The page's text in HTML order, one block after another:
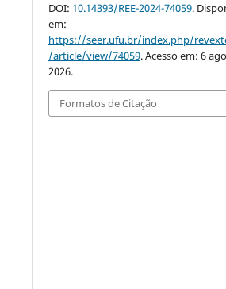
DOI: 10.14393/REE-2024-74059.
em:
https://seer.ufu.br/index.php/
/article/view/74059. Acesso em: 6
2026.
Formatos de Citação